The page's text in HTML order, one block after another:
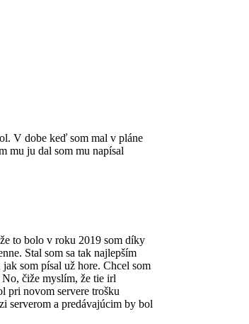
V dobe keď som mal v pláne
mu ju dal som mu napísal
to bolo v roku 2019 som díky
Stal som sa tak najlepším
som písal už hore. Chcel som
No, čiže myslím, že tie irl
pri novom servere trošku
serverom a predávajúcim by bol